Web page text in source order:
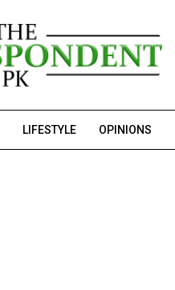
LIFESTYLE OPINIONS